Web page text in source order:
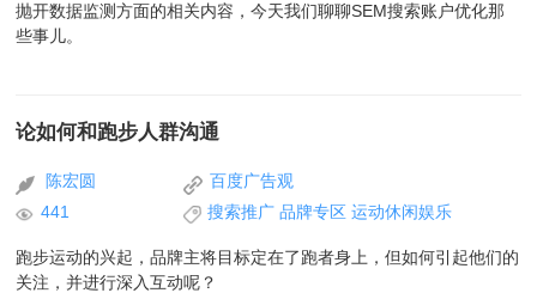
抛开数据监测方面的相关内容，今天我们聊聊SEM搜索账户优化那
些事儿。
论如何和跑步人群沟通
陈宏圆
百度广告观
441
搜索推广 品牌专区 运动休闲娱乐
跑步运动的兴起，品牌主将目标定在了跑者身上，但如何引起他们的
关注，并进行深入互动呢？